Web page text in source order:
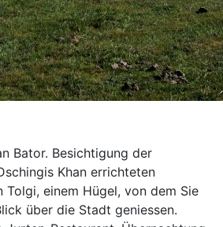
Bator. Besichtigung der
Khan errichteten
Tolgi, einem Hügel, von dem Sie
über die Stadt geniessen.